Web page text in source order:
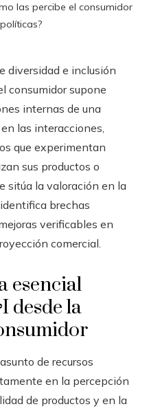
las percibe el consumidor
diversidad e inclusión
consumidor supone
internas de una
las interacciones,
que experimentan
sus productos o
sitúa la valoración en la
brechas
verificables en
comercial.
esencial
desde la
de recursos
en la percepción
de productos y en la